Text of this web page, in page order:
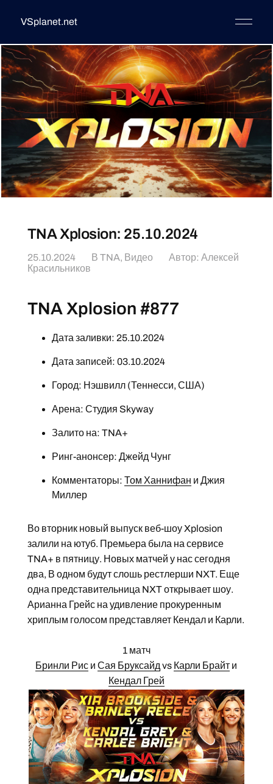
VSplanet.net
TNA Xplosion: 25.10.2024
25.10.2024 В TNA, Видео Автор: Алексей
Красильников
TNA Xplosion #877
Дата заливки: 25.10.2024
Дата записей: 03.10.2024
Город: Нэшвилл (Теннесси, США)
Арена: Студия Skyway
Залито на: TNA+
Ринг-анонсер: Джейд Чунг
Комментаторы: Том Ханнифан и Джия
Миллер
Во вторник новый выпуск веб-шоу Xplosion
залили на ютуб. Премьера была на сервисе
TNA+ в пятницу. Новых матчей у нас сегодня
два, В одном будут слошь рестлерши NXT. Еще
одна представительница NXT открывает шоу.
Арианна Грейс на удивление прокуренным
хриплым голосом представляет Кендал и Карли.
1 матч
Бринли Рис иСая Бруксайд vs Карли Брайт и
Кендал Грей